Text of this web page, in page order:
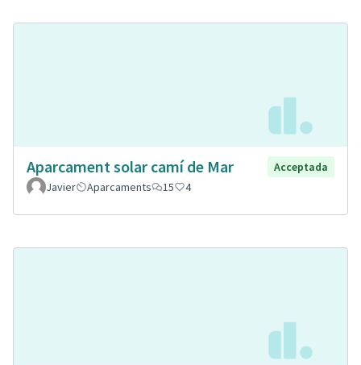
Aparcament solar camí de Mar
Acceptada
Javier
Aparcaments 15 4